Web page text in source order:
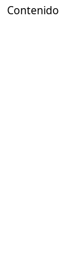
Contenido